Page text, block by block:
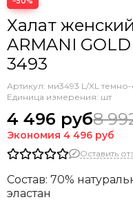
Халат
ARMANI
3493
Артикул: ми3493 L/XL
Единица измерения: шт
4 496 руб8
Экономия 4 496 руб
Оставить
Состав: 70%
эластан